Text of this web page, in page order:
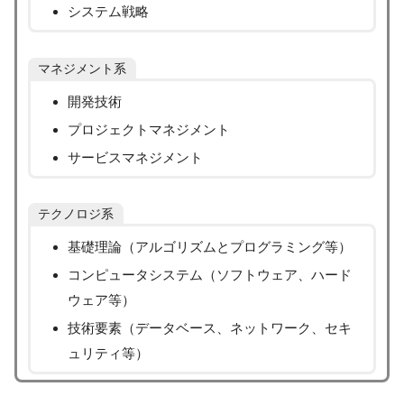
システム戦略
マネジメント系
開発技術
プロジェクトマネジメント
サービスマネジメント
テクノロジ系
基礎理論（アルゴリズムとプログラミング等）
コンピュータシステム（ソフトウェア、ハード
ウェア等）
技術要素（データベース、ネットワーク、セキ
ュリティ等）